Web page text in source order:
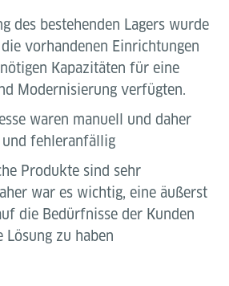
des bestehenden Lagers wurde
vorhandenen Einrichtungen
Kapazitäten für eine
Modernisierung verfügten.
waren manuell und daher
fehleranfällig
Produkte sind sehr
war es wichtig, eine äußerst
die Bedürfnisse der Kunden
Lösung zu haben